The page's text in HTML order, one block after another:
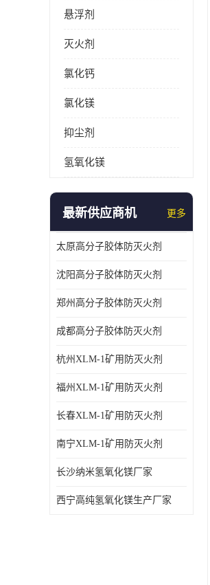
悬浮剂
灭火剂
氯化钙
氯化镁
抑尘剂
氢氧化镁
最新供应商机 更多
太原高分子胶体防灭火剂
沈阳高分子胶体防灭火剂
郑州高分子胶体防灭火剂
成都高分子胶体防灭火剂
杭州XLM-1矿用防灭火剂
福州XLM-1矿用防灭火剂
长春XLM-1矿用防灭火剂
南宁XLM-1矿用防灭火剂
长沙纳米氢氧化镁厂家
西宁高纯氢氧化镁生产厂家